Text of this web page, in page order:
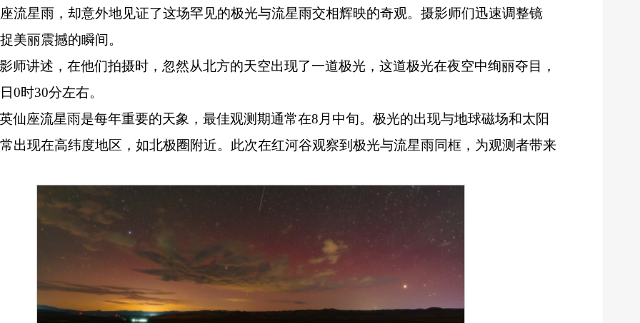
流星雨，却意外地见证了这场罕见的极光与流星雨交相辉映的奇观。摄影师们迅速调整镜
美丽震撼的瞬间。
师讲述，在他们拍摄时，忽然从北方的天空出现了一道极光，这道极光在夜空中绚丽夺目，
0时30分左右。
仙座流星雨是每年重要的天象，最佳观测期通常在8月中旬。极光的出现与地球磁场和太阳
出现在高纬度地区，如北极圈附近。此次在红河谷观察到极光与流星雨同框，为观测者带来